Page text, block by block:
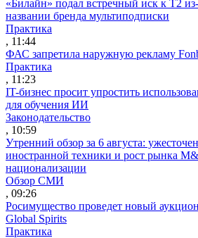
«Билайн» подал встречный иск к Т2
названии бренда мультиподписки
Практика
, 11:44
ФАС запретила наружную рекламу
Практика
, 11:23
IT-бизнес просит упростить
для обучения ИИ
Законодательство
, 10:59
Утренний обзор за 6 августа:
иностранной техники и рост рынка
национализации
Обзор СМИ
, 09:26
Росимущество проведет новый
Global Spirits
Практика